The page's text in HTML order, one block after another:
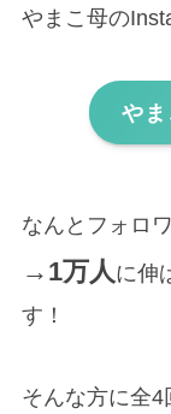
やまこ母の
や
なんとフォロ
→1万人 に伸
す！
そんな方に全